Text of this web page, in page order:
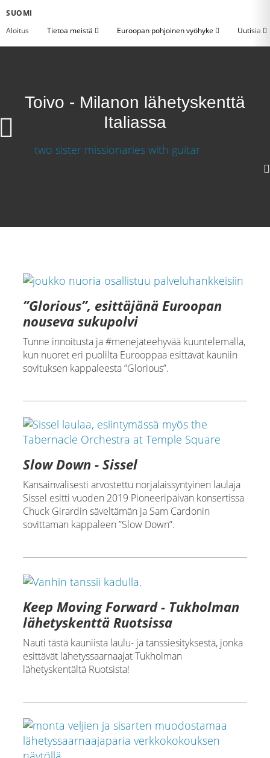
SUOMI
Aloitus
Tietoa meistä Euroopan pohjoinen vyöhyke Uutisia
Toivo - Milanon lähetyskenttä
Italiassa
”Glorious”, esittäjänä Euroopan
nouseva sukupolvi
Tunne innoitusta ja #menejateehyvää kuuntelemalla,
kun nuoret eri puolilta Eurooppaa esittävät kauniin
sovituksen kappaleesta ”Glorious”.
Slow Down - Sissel
Kansainvälisesti arvostettu norjalaissyntyinen laulaja
Sissel esitti vuoden 2019 Pioneeripäivän konsertissa
Chuck Girardin säveltämän ja Sam Cardonin
sovittaman kappaleen ”Slow Down”.
Keep Moving Forward - Tukholman
lähetyskenttä Ruotsissa
Nauti tästä kauniista laulu- ja tanssiesityksestä, jonka
esittävät lähetyssaarnaajat Tukholman
lähetyskentältä Ruotsista!